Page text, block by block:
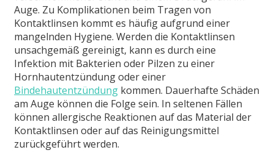
Auge. Zu Komplikationen beim Tragen von
Kontaktlinsen kommt es häufig aufgrund einer
mangelnden Hygiene. Werden die Kontaktlinsen
unsachgemäß gereinigt, kann es durch eine
Infektion mit Bakterien oder Pilzen zu einer
Hornhautentzündung oder einer
Bindehautentzündung kommen. Dauerhafte Schäden
am Auge können die Folge sein. In seltenen Fällen
können allergische Reaktionen auf das Material der
Kontaktlinsen oder auf das Reinigungsmittel
zurückgeführt werden.